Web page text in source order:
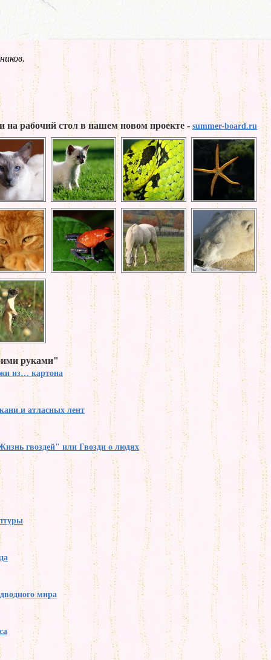
на рабочий стол в нашем новом проекте - summer-board.ru
руками"
из… картона
и атласных лент
гвоздей" или Гвозди о людях
мира